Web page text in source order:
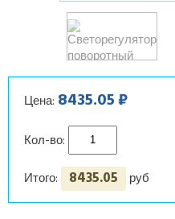
Цена: 8435.05 ₽
Кол-во:
Итого:
8435.05 руб